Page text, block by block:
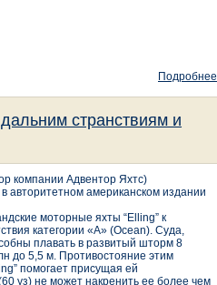
Подробнее
странствиям и
компании Адвентор Яхтс)
авторитетном американском издании
моторные яхты “Elling” к
категории «А» (Ocean). Суда,
плавать в развитый шторм 8
до 5,5 м. Противостояние этим
помогает присущая ей
уз) не может накренить ее более чем